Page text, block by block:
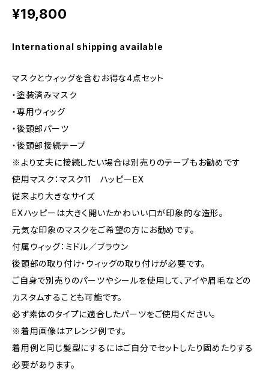
¥19,800
International shipping available
マスクとウィッグを含むお得な4点セット
・塗装済みマスク
・専用ウィッグ
・後頭部パーツ
・後頭部接続テープ
※より丈夫に接続したい場合は別売りのテープもお勧めです
使用マスク：マスク11 ハッピーEX
従来より大きなサイズ
EXハッピーは大きく開いたかわいい口が印象的な造形。
元気な印象のマスクをご希望の方にお勧めです。
付属ウィッグ：ミドル／ブラウン
後頭部の取り付け・ウィッグの取り付けが必要です。
ご自身で別売りのパーツやシールを使用して、アイや眉毛などの
カスタムすることも可能です。
必ず素体のタイプに適合したパーツをご使用ください。
※着用画像はアレンジ例です。
着用例と同じ髪型にするにはご自分でセットしたり固めたりする
必要があります。